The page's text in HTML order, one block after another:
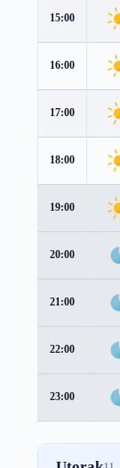
15:00
16:00
17:00
18:00
19:00
20:00
21:00
22:00
23:00